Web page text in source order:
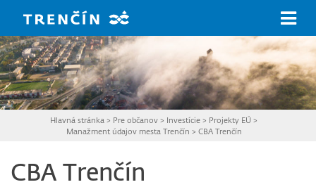
Hlavná stránka > Pre občanov > Investície > Projekty EÚ >
Manažment údajov mesta Trenčín > CBA Trenčín
CBA Trenčín